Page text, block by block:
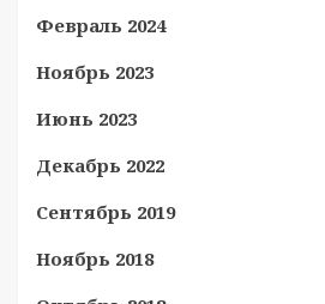
Февраль 2024
Ноябрь 2023
Июнь 2023
Декабрь 2022
Сентябрь 2019
Ноябрь 2018